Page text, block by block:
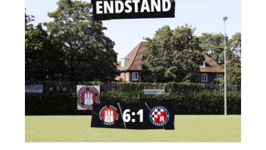
DER
DSC
HANSEAT
UNTERSTÜTZT
BASIS
&
WOGE